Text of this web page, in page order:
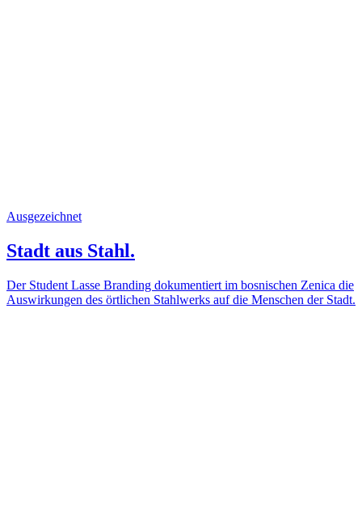
Ausgezeichnet
Stadt aus Stahl.
Der Student Lasse Branding dokumentiert im bosnischen Zenica die
Auswirkungen des örtlichen Stahlwerks auf die Menschen der Stadt.